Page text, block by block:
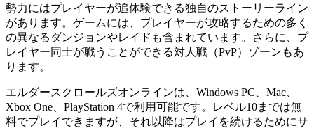
勢力にはプレイヤーが追体験できる独自のストーリーライン
があります。ゲームには、プレイヤーが攻略するための多く
の異なるダンジョンやレイドも含まれています。さらに、プ
レイヤー同士が戦うことができる対人戦（PvP）ゾーンもあ
ります。
エルダースクロールズオンラインは、Windows PC、Mac、
Xbox One、PlayStation 4で利用可能です。レベル10までは無
料でプレイできますが、それ以降はプレイを続けるためにサ